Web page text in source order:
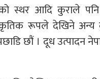
स्थर आदि कुराले
रूपले देखिने
छौं । दूध उत्पादन